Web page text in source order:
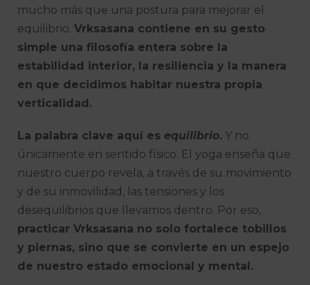
mucho más que una postura para mejorar el
equilibrio. Vrksasana contiene en su gesto
simple una filosofía entera sobre la
estabilidad interior, la resiliencia y la manera
en que decidimos habitar nuestra propia
verticalidad.
La palabra clave aquí es equilibrio. Y no
únicamente en sentido físico. El yoga enseña que
nuestro cuerpo revela, a través de su movimiento
y de su inmovilidad, las tensiones y los
desequilibrios que llevamos dentro. Por eso,
practicar Vrksasana no solo fortalece tobillos
y piernas, sino que se convierte en un espejo
de nuestro estado emocional y mental.